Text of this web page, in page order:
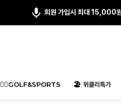
회원 가입시 최대 15,000
🏌️‍♂️GOLF&SPORTS 🏖️ 위클리특가